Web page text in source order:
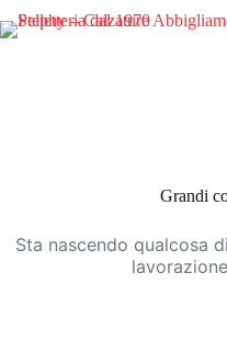
al
Grandi
Sta nascendo qualcosa